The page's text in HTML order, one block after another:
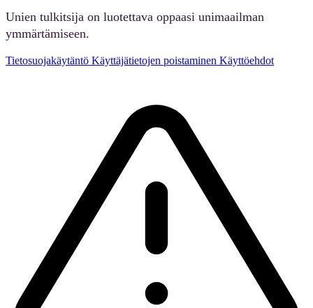
Unien tulkitsija on luotettava oppaasi unimaailman
ymmärtämiseen.
Tietosuojakäytäntö Käyttäjätietojen poistaminen Käyttöehdot